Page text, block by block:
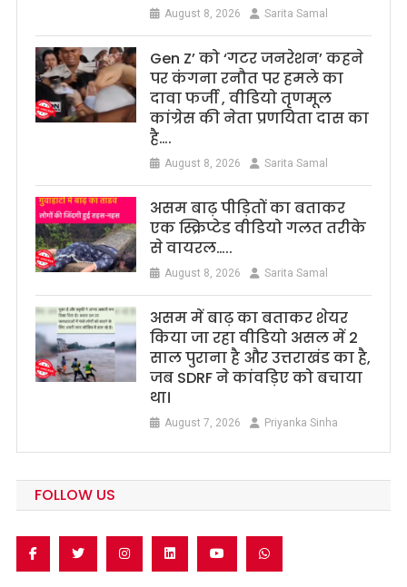
August 8, 2026 Sarita Samal
Gen Z’ को ‘गटर जनरेशन’ कहने
पर कंगना रनौत पर हमले का
दावा फर्जी , वीडियो तृणमूल
कांग्रेस की नेता प्रणयिता दास का
है….
August 8, 2026 Sarita Samal
असम बाढ़ पीड़ितों का बताकर
एक स्क्रिप्टेड वीडियो गलत तरीके
से वायरल…..
August 8, 2026 Sarita Samal
असम में बाढ़ का बताकर शेयर
किया जा रहा वीडियो असल में 2
साल पुराना है और उत्तराखंड का है,
जब SDRF ने कांवड़िए को बचाया
था।
August 7, 2026 Priyanka Sinha
FOLLOW US